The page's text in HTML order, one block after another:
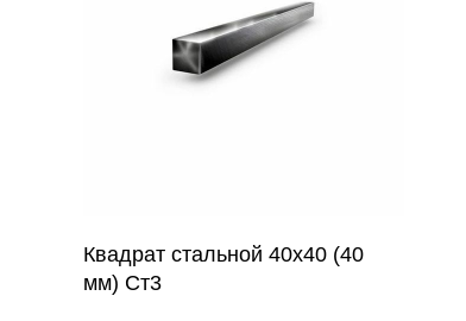
Квадрат стальной 40х40 (40
мм) Ст3